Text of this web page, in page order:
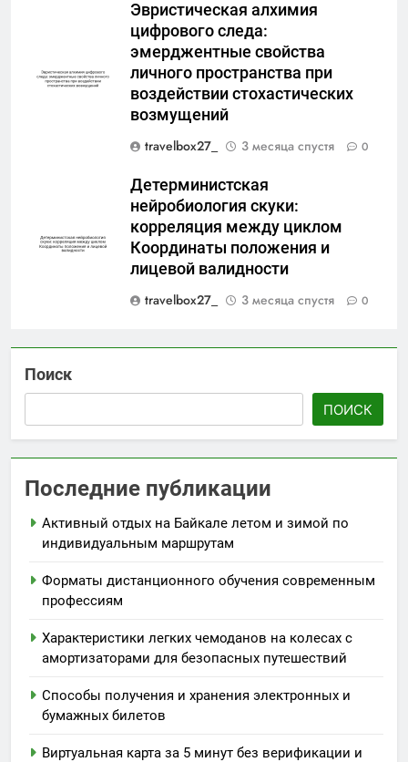
Эвристическая алхимия
цифрового следа:
эмерджентные свойства
личного пространства при
воздействии стохастических
возмущений
travelbox27_
3 месяца спустя 0
Детерминистская
нейробиология скуки:
корреляция между циклом
Координаты положения и
лицевой валидности
travelbox27_
3 месяца спустя 0
Поиск
ПОИСК
Последние публикации
Активный отдых на Байкале летом и зимой по
индивидуальным маршрутам
Форматы дистанционного обучения современным
профессиям
Характеристики легких чемоданов на колесах с
амортизаторами для безопасных путешествий
Способы получения и хранения электронных и
бумажных билетов
Виртуальная карта за 5 минут без верификации и